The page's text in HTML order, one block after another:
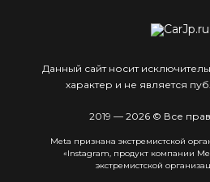
Данный сайт носит
характер и не является
2019 — 2026 © Все
Meta признана экстремистcкой
«Instagram, продукт компании
экстремистской